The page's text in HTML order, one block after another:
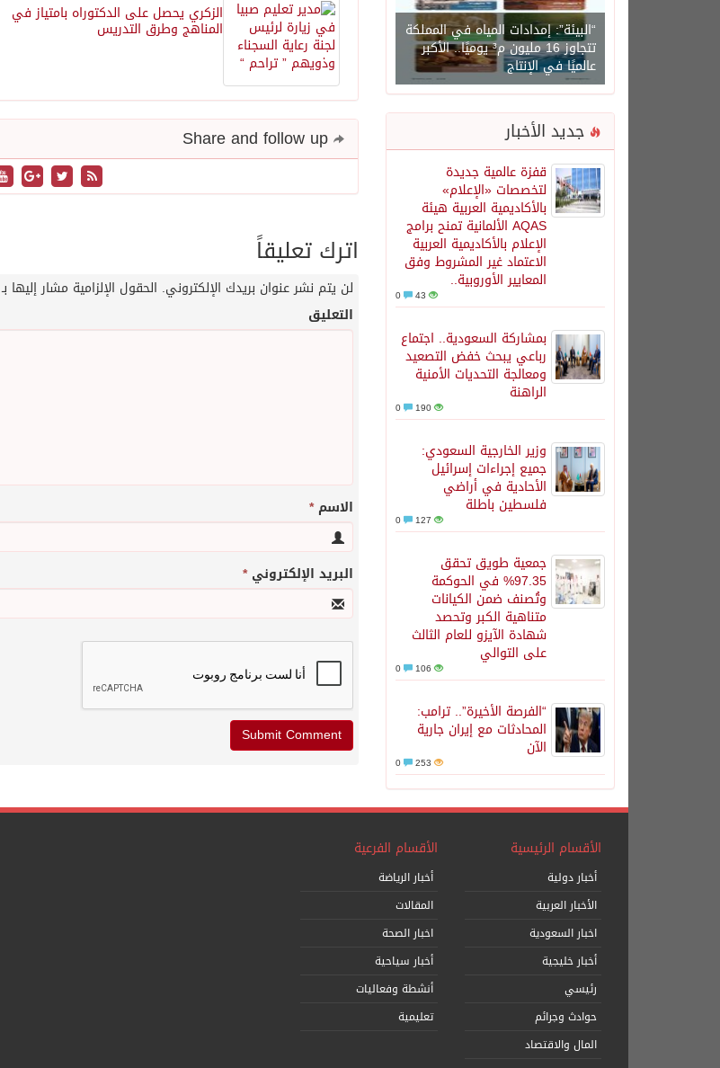
“البيئة”: إمدادات المياه في المملكة
تتجاوز 16 مليون م³ يوميًا.. الأكبر
عالميًا في الإنتاج
جديد الأخبار
قفزة عالمية جديدة
لتخصصات «الإعلام»
بالأكاديمية العربية هيئة
AQAS الألمانية تمنح برامج
الإعلام بالأكاديمية العربية
الاعتماد غير المشروط وفق
المعايير الأوروبية..
43
بمشاركة السعودية.. اجتماع
رباعي يبحث خفض التصعيد
ومعالجة التحديات الأمنية
الراهنة
190
وزير الخارجية السعودي:
جميع إجراءات إسرائيل
الأحادية في أراضي
فلسطين باطلة
127
جمعية طويق تحقق
97.35% في الحوكمة
وتُصنف ضمن الكيانات
متناهية الكبر وتحصد
شهادة الآيزو للعام الثالث
على التوالي
106
“الفرصة الأخيرة”.. ترامب:
المحادثات مع إيران جارية
الآن
253
الزكري يحصل على الدكتوراه بامتياز في
المناهج وطرق التدريس
اترك تعليقاً
لن يتم نشر عنوان بريدك الإلكتروني. الحقول الإلزامية مشار إليها بـ
التعليق
الاسم*
البريد الإلكتروني*
الأقسام الرئيسية
أخبار دولية
الأخبار العربية
اخبار السعودية
أخبار خليجية
رئيسي
حوادث وجرائم
المال والاقتصاد
الأقسام الفرعية
أخبار الرياضة
المقالات
اخبار الصحة
أخبار سياحية
أنشطة وفعاليات
تعليمية